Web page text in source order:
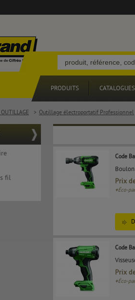
PRODUITS CATALOGUES
> Outillage électroportatif Professionnel
fil
Code
Prix
+Éco-
Code
Prix
+Éco-